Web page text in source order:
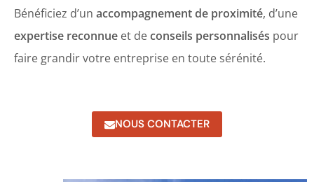
Bénéficiez d’un accompagnement de proximité, d’une
expertise reconnue et deconseils personnalisés pour
faire grandir votre entreprise en toute sérénité.
NOUS CONTACTER